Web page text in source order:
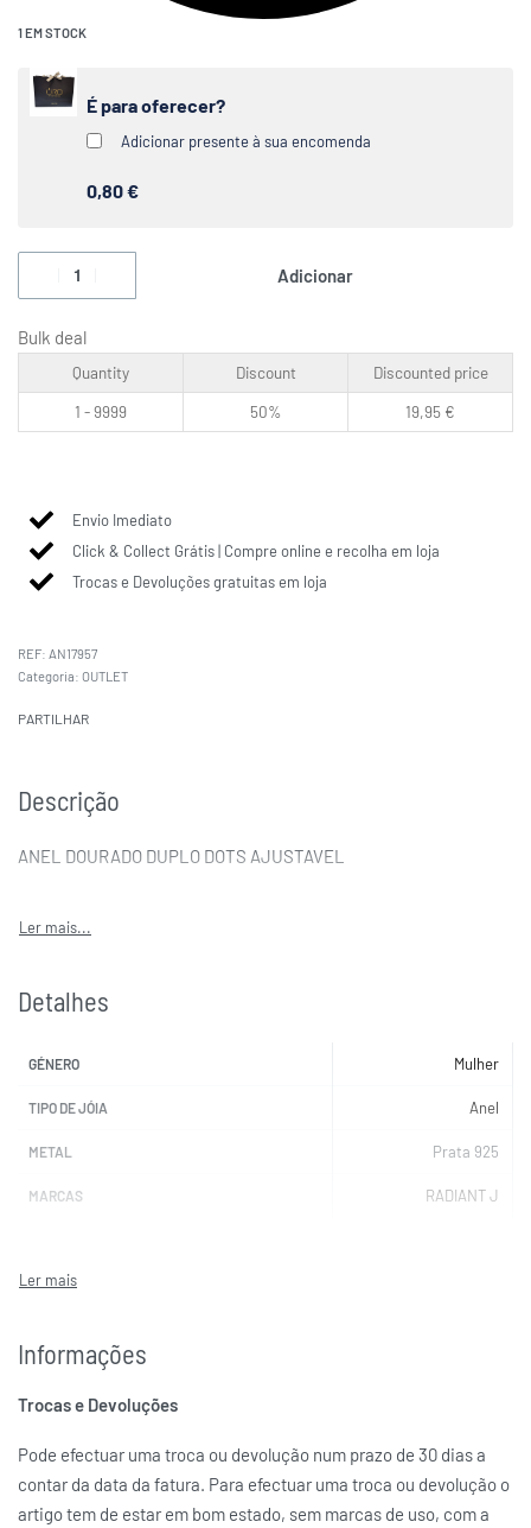
1 EM STOCK
É para oferecer?
Adicionar presente à sua encomenda
0,80 €
Adicionar
Bulk deal
Quantity Discount
Discounted price
1 - 9999
50% 19,95 €
Envio Imediato
Click & Collect Grátis | Compre online e recolha em loja
Trocas e Devoluções gratuitas em loja
AN17957
Categoria: OUTLET
PARTILHAR
Descrição
ANEL DOURADO DUPLO DOTS AJUSTAVEL
Detalhes
GÉNERO Mulher
TIPO DE JÓIA Anel
METAL Prata 925
MARCAS RADIANT J
Informações
Trocas e Devoluções
Pode efectuar uma troca ou devolução num prazo de 30 dias a
contar da data da fatura. Para efectuar uma troca ou devolução o
artigo tem de estar em bom estado, sem marcas de uso, com a